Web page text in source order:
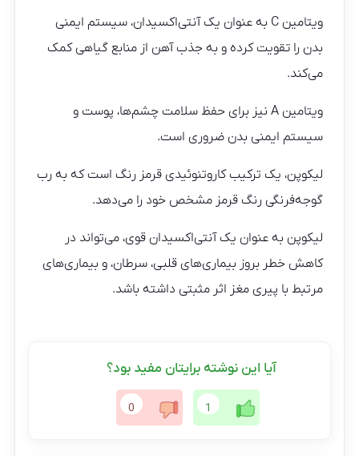
ویتامین C به عنوان یک آنتی‌اکسیدان، سیستم ایمنی
بدن را تقویت کرده و به جذب آهن از منابع گیاهی کمک
می‌کند.
ویتامین A نیز برای حفظ سلامت چشم‌ها، پوست و
سیستم ایمنی بدن ضروری است.
لیکوپن، یک ترکیب کاروتنوئیدی قرمز رنگ است که به رب
گوجه‌فرنگی رنگ قرمز مشخص خود را می‌دهد.
لیکوپن به عنوان یک آنتی‌اکسیدان قوی، می‌تواند در
کاهش خطر بروز بیماری‌های قلبی، سرطان، و بیماری‌های
مرتبط با پیری مغز اثر مثبتی داشته باشد.
آیا این نوشته برایتان مفید بود؟
1
0